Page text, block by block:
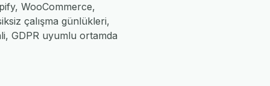
WooCommerce,
çalışma günlükleri,
GDPR uyumlu ortamda